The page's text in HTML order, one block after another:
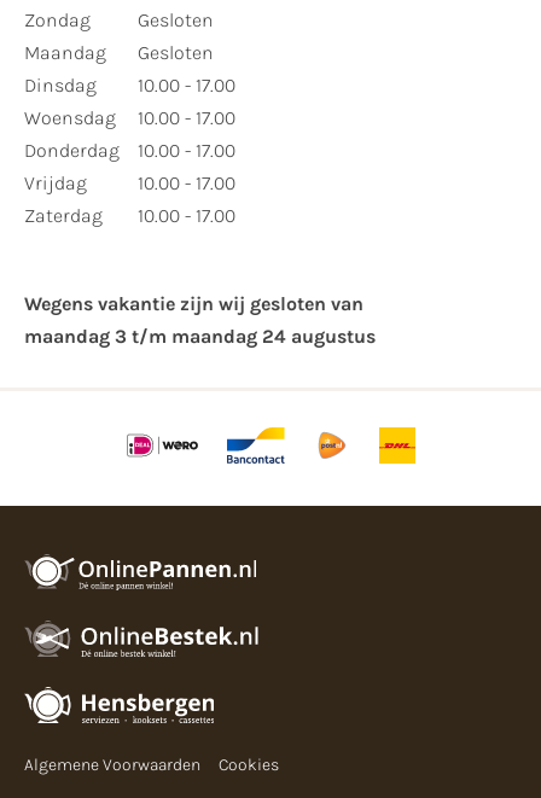
Zondag
Maandag
Dinsdag
Woensdag
Donderdag
Vrijdag
Zaterdag
Gesloten
Gesloten
10.00 - 17.00
10.00 - 17.00
10.00 - 17.00
10.00 - 17.00
10.00 - 17.00
Wegens vakantie zijn wij gesloten van ​
maandag 3 t/m maandag 24 augustus
Algemene Voorwaarden Cookies